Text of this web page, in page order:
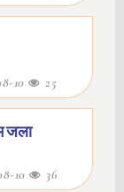
10 25
जला
10 36